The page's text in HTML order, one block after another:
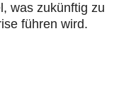
was zukünftig zu
führen wird.